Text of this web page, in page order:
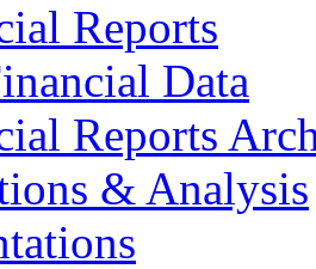
Reports
Data
Reports
& Analysis